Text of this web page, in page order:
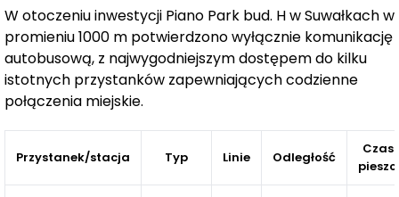
przeznaczone z myślą o rodzinach.
Komfort codziennego użytkowania podniesie również
hala garażowa mieszcząca 46 samochodów.
poziomu garażu do mieszkań będzie można dostać się
lokatorskie, schowek na rowery oraz wózkownię.Na
patio znajdą się elementy mał
ej architektury dla dzieci
i fontanna, natomiast centralnym punktem osiedla
W otoczeniu inwestycji Piano Park bud. H w Suwałkach w
promieniu 1000 m potwierdzono wyłącznie komunikację
autobusową, z najwygodniejszym dostępem do kilku
istotnych przystanków zapewniających codzienne
połączenia miejskie.
Przystanek/stacja Typ Linie Odległość
Czas
pieszo